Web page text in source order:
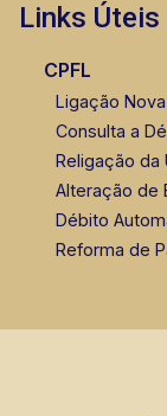
Links Úteis
CPFL
Ligação Nova
Consulta a
Religação da
Alteração de
Débito
Reforma de